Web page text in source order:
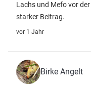
Lachs und Mefo vor
starker Beitrag.
vor 1 Jahr
Birke Angelt